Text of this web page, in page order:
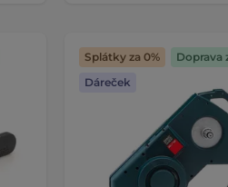
Splátky za 0%
Doprava
Dáreček